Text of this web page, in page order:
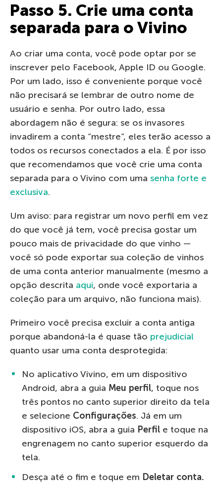
Passo 5. Crie uma conta
separada para o Vivino
Ao criar uma conta, você pode optar por se
inscrever pelo Facebook, Apple ID ou Google.
Por um lado, isso é conveniente porque você
não precisará se lembrar de outro nome de
usuário e senha. Por outro lado, essa
abordagem não é segura: se os invasores
invadirem a conta “mestre”, eles terão acesso a
todos os recursos conectados a ela. É por isso
que recomendamos que você crie uma conta
separada para o Vivino com uma senha forte e
exclusiva.
Um aviso: para registrar um novo perfil em vez
do que você já tem, você precisa gostar um
pouco mais de privacidade do que vinho —
você só pode exportar sua coleção de vinhos
de uma conta anterior manualmente (mesmo a
opção descrita aqui, onde você exportaria a
coleção para um arquivo, não funciona mais).
Primeiro você precisa excluir a conta antiga
porque abandoná-la é quase tão prejudicial
quanto usar uma conta desprotegida:
No aplicativo Vivino, em um dispositivo
Android, abra a guia Meu perfil, toque nos
três pontos no canto superior direito da tela
e selecione Configurações. Já em um
dispositivo iOS, abra a guia Perfil e toque na
engrenagem no canto superior esquerdo da
tela.
Desça até o fim e toque em Deletar conta.